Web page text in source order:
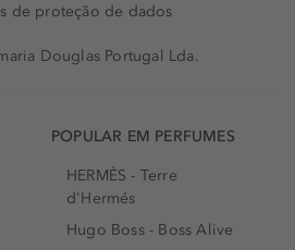
de proteção de dados
Douglas Portugal Lda.
POPULAR EM PERFUMES
HERMÈS - Terre
d'Hermés
Hugo Boss - Boss Alive